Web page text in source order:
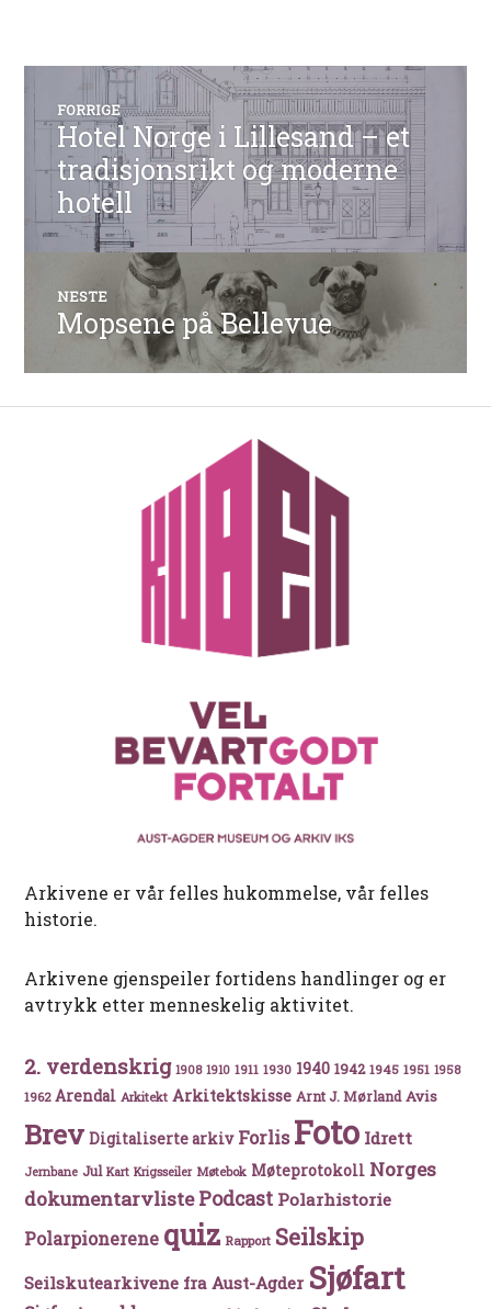
Innleggsnavigasjon
FORRIGE
Forrige
innlegg:
Hotel Norge i Lillesand – et
tradisjonsrikt og moderne
hotell
NESTE
Neste
innlegg:
Mopsene på Bellevue
Arkivene er vår felles hukommelse, vår felles
historie.
Arkivene gjenspeiler fortidens handlinger og er
avtrykk etter menneskelig aktivitet.
2. verdenskrig 1908 1910 1911 1930 1940 1942 1945 1951 1958
1962 Arendal Arkitekt Arkitektskisse Arnt J. Mørland Avis
Brev Digitaliserte arkiv Forlis Foto Idrett
Jernbane Jul Kart Krigsseiler Møtebok Møteprotokoll Norges
dokumentarvlistePodcast Polarhistorie
Polarpionerene quiz Rapport Seilskip
Seilskutearkivene fra Aust-Agder Sjøfart